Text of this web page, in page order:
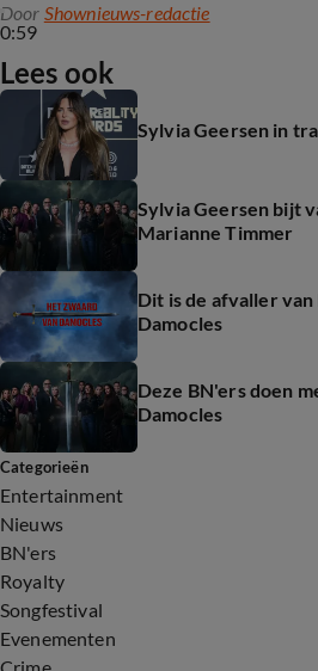
0:59
Door Shownieuws-redactie
Lees ook
Sylvia Geersen in
Sylvia Geersen bijt
Marianne Timmer
Dit is de afvaller
Damocles
Deze BN'ers doen
Damocles
Categorieën
Entertainment
Nieuws
BN'ers
Royalty
Songfestival
Evenementen